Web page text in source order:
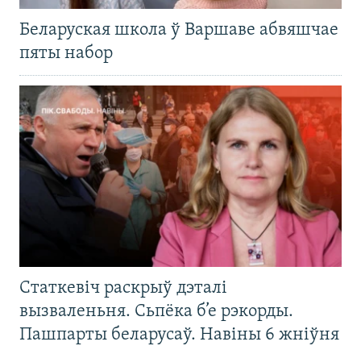
Беларуская школа ў Варшаве абвяшчае
пяты набор
Статкевіч раскрыў дэталі
вызваленьня. Сьпёка б’е рэкорды.
Пашпарты беларусаў. Навіны 6 жніўня